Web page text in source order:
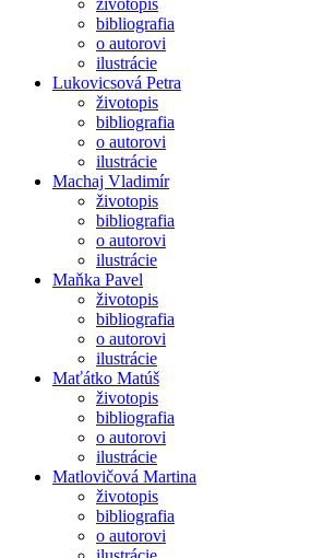
životopis
bibliografia
o autorovi
ilustrácie
Lukovicsová Petra
životopis
bibliografia
o autorovi
ilustrácie
Machaj Vladimír
životopis
bibliografia
o autorovi
ilustrácie
Maňka Pavel
životopis
bibliografia
o autorovi
ilustrácie
Maťátko Matúš
životopis
bibliografia
o autorovi
ilustrácie
Matlovičová Martina
životopis
bibliografia
o autorovi